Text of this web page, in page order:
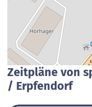
Zeitpläne von
/ Erpfendorf